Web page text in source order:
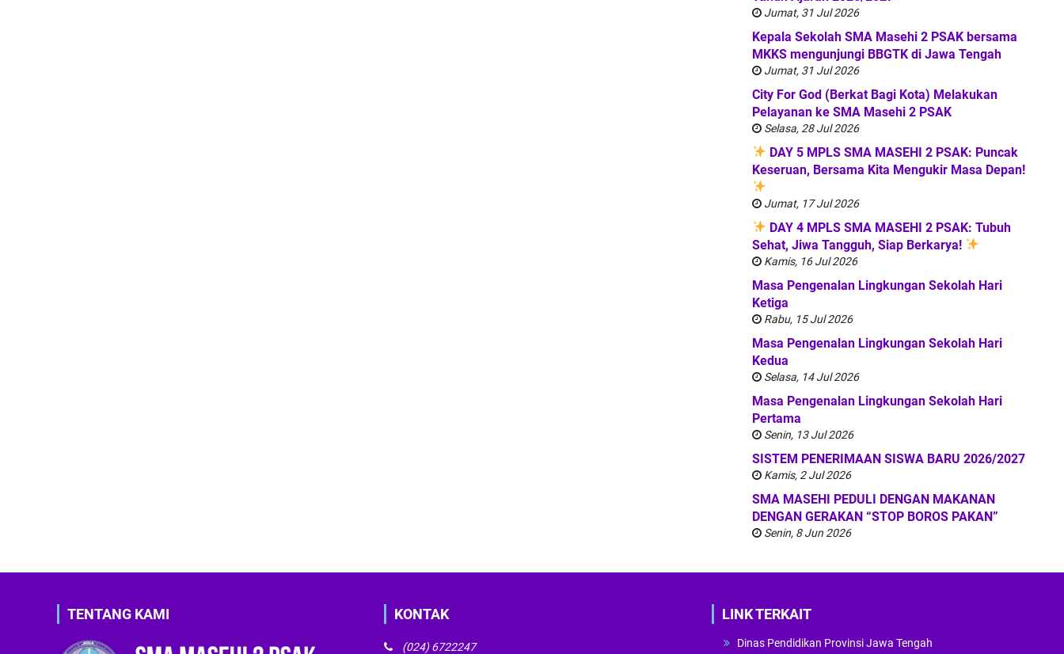
Jumat, 31 Jul 2026
Kepala Sekolah SMA Masehi 2 PSAK bersama
MKKS mengunjungi BBGTK di Jawa Tengah
Jumat, 31 Jul 2026
City For God (Berkat Bagi Kota) Melakukan
Pelayanan ke SMA Masehi 2 PSAK
Selasa, 28 Jul 2026
DAY 5 MPLS SMA MASEHI 2 PSAK: Puncak
Keseruan, Bersama Kita Mengukir Masa Depan!
Jumat, 17 Jul 2026
DAY 4 MPLS SMA MASEHI 2 PSAK: Tubuh
Sehat, Jiwa Tangguh, Siap Berkarya!
Kamis, 16 Jul 2026
Masa Pengenalan Lingkungan Sekolah Hari
Ketiga
Rabu, 15 Jul 2026
Masa Pengenalan Lingkungan Sekolah Hari
Kedua
Selasa, 14 Jul 2026
Masa Pengenalan Lingkungan Sekolah Hari
Pertama
Senin, 13 Jul 2026
SISTEM PENERIMAAN SISWA BARU 2026/2027
Kamis, 2 Jul 2026
SMA MASEHI PEDULI DENGAN MAKANAN
DENGAN GERAKAN “STOP BOROS PAKAN”
Senin, 8 Jun 2026
TENTANG KAMI KONTAK
(024) 6722247
LINK TERKAIT
Dinas Pendidikan Provinsi Jawa Tengah